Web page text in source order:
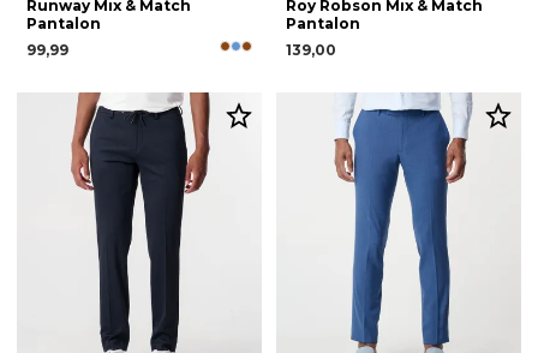
Runway Mix & Match
Pantalon
99,99
Roy Robson Mix & Match
Pantalon
139,00